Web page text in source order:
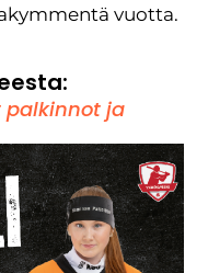
vuotta.
palkinnot ja